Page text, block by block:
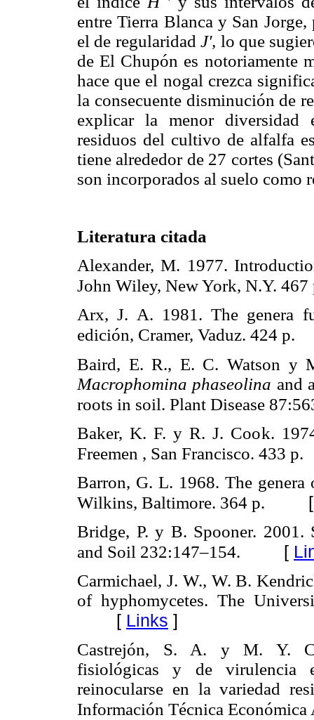
entre Tierra Blanca y San
el de regularidadJ', lo que
de El Chupón es notoriamente
hace que el nogal crezca
la consecuente disminución de
explicar la menor diversidad
residuos del cultivo de alfalfa
tiene alrededor de 27 cortes
son incorporados al suelo como
Literatura citada
Alexander, M. 1977.
John Wiley, New York, N.Y.
Arx, J. A. 1981. The genera
edición, Cramer, Vaduz. 424 p.
Baird, E. R., E. C. Watson y
Macrophomina phaseolina and
roots in soil. Plant Disease
Baker, K. F. y R. J. Cook.
Freemen , San Francisco. 433 p.
Barron, G. L. 1968. The
Wilkins, Baltimore. 364 p.
Bridge, P. y B. Spooner.
and Soil 232:147–154.
[
Carmichael, J. W., W. B.
of hyphomycetes. The
[ Links ]
Castrejón, S. A. y M. Y.
fisiológicas y de
reinocularse en la variedad
Información Técnica